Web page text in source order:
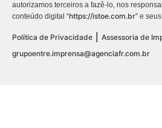
autorizamos terceiros a fazê-lo, nos
conteúdo digital “https://istoe.com.br” e
Política de Privacidade
Assessoria de
grupoentre.imprensa@agenciafr.com.br